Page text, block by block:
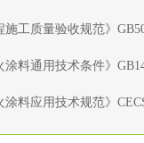
施工质量验收规范》
料通用技术条件》
料应用技术规范》